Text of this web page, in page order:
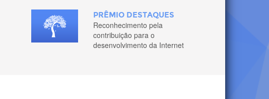
PRÊMIO DESTAQUES
Reconhecimento pela
contribuição para o
desenvolvimento da Internet